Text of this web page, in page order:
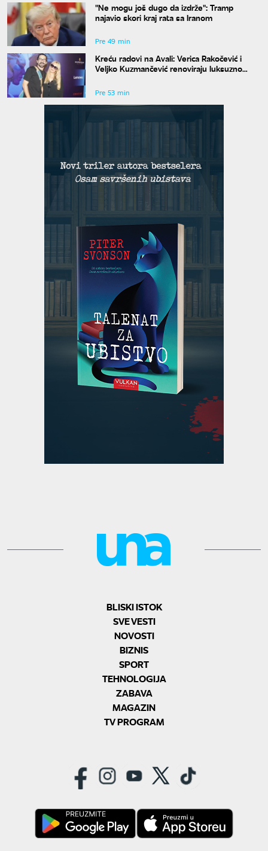
"Ne mogu još dugo da izdrže": Tramp
najavio skori kraj rata sa Iranom
Pre 49 min
Kreću radovi na Avali: Verica Rakočević i
Veljko Kuzmančević renoviraju luksuzno
Pre 53 min
BLISKI ISTOK
SVE VESTI
NOVOSTI
BIZNIS
SPORT
TEHNOLOGIJA
ZABAVA
MAGAZIN
TV PROGRAM